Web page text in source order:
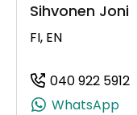
Sihvonen Joni
FI, EN
040 922 5912
WhatsApp